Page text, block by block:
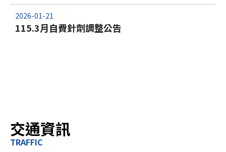
2026-01-21
115.3月自費針劑調整公告
交通資訊
TRAFFIC